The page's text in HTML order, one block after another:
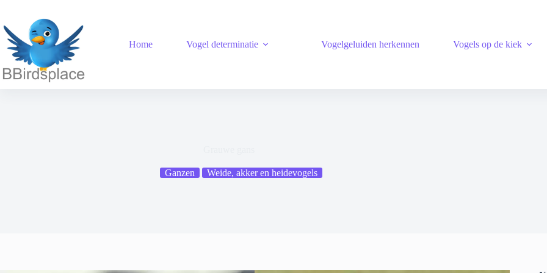
de
inhoud
Home Vogel determinatie Vogelgeluiden herkennen Vogels op de kiek
Ganzen Weide, akker en heidevogels